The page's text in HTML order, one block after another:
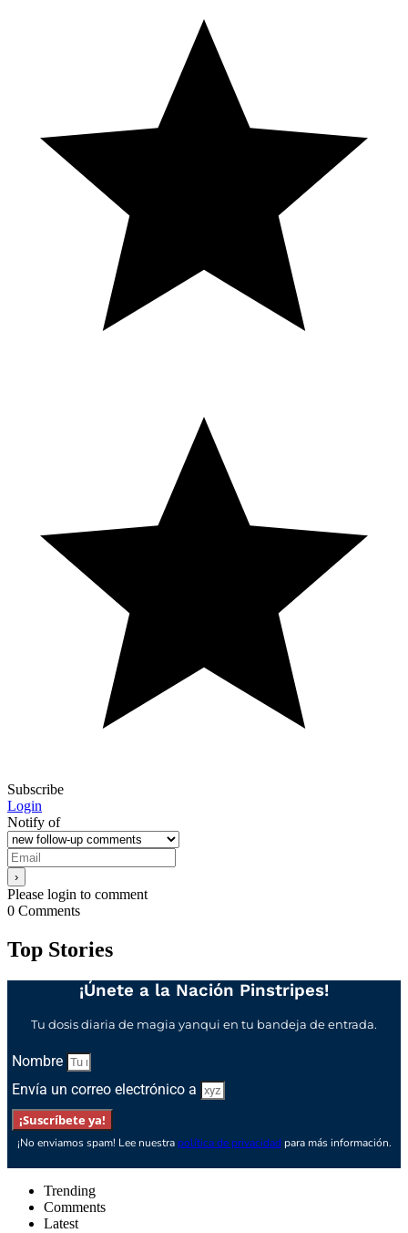
Subscribe
Login
Notify of
Please login to comment
0 Comments
Top Stories
¡Únete a la Nación Pinstripes!
Tu dosis diaria de magia yanqui en tu bandeja de entrada.
Nombre
Envía un correo electrónico a
¡Suscríbete ya!
¡No enviamos spam! Lee nuestra política de privacidad para más información.
Trending
Comments
Latest